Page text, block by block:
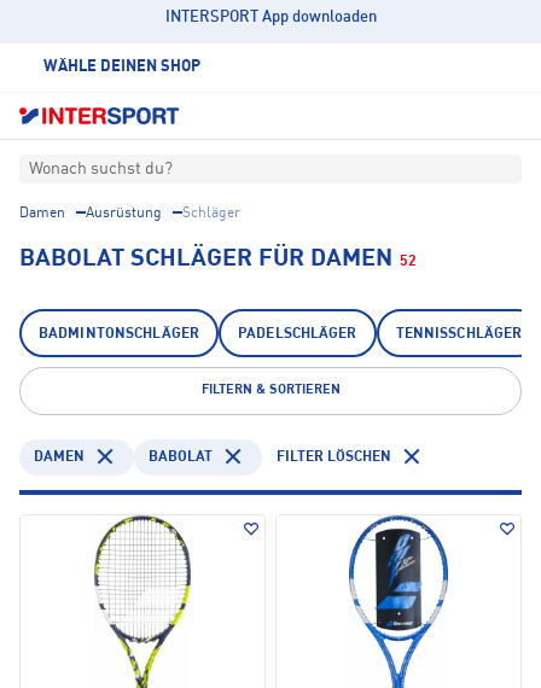
INTERSPORT App downloaden
WÄHLE DEINEN SHOP
Wonach suchst du?
Damen Ausrüstung Schläger
BABOLAT SCHLÄGER FÜR DAMEN 52
BADMINTONSCHLÄGER PADELSCHLÄGER TENNISSCHLÄGER
FILTERN & SORTIEREN
DAMEN BABOLAT FILTER LÖSCHEN